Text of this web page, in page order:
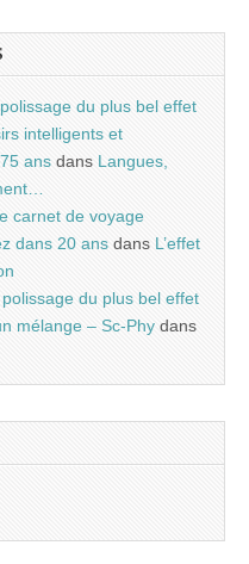
du plus bel effet
intelligents et
ans dans Langues,
carnet de voyage
dans 20 ans dans L’effet
polissage du plus bel effet
mélange – Sc-Phy dans